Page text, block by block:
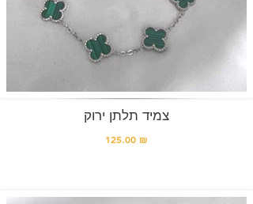
צמיד תלתן ירוק
125.00 ₪